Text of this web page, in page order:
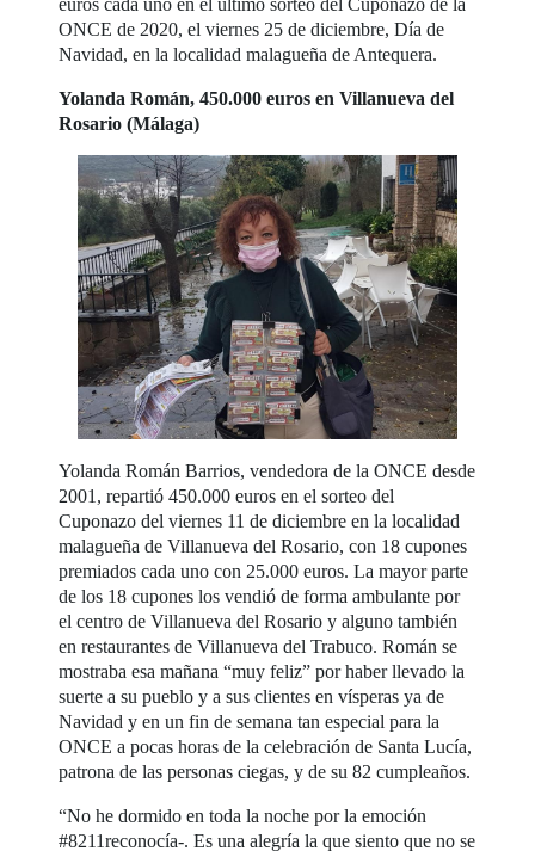
ONCE de 2020, el viernes 25 de diciembre, Día de
Navidad, en la localidad malagueña de Antequera.
Yolanda Román, 450.000 euros en Villanueva del
Rosario (Málaga)
Yolanda Román Barrios, vendedora de la ONCE desde
2001, repartió 450.000 euros en el sorteo del
Cuponazo del viernes 11 de diciembre en la localidad
malagueña de Villanueva del Rosario, con 18 cupones
premiados cada uno con 25.000 euros. La mayor parte
de los 18 cupones los vendió de forma ambulante por
el centro de Villanueva del Rosario y alguno también
en restaurantes de Villanueva del Trabuco. Román se
mostraba esa mañana “muy feliz” por haber llevado la
suerte a su pueblo y a sus clientes en vísperas ya de
Navidad y en un fin de semana tan especial para la
ONCE a pocas horas de la celebración de Santa Lucía,
patrona de las personas ciegas, y de su 82 cumpleaños.
“No he dormido en toda la noche por la emoción
#8211reconocía-. Es una alegría la que siento que no se